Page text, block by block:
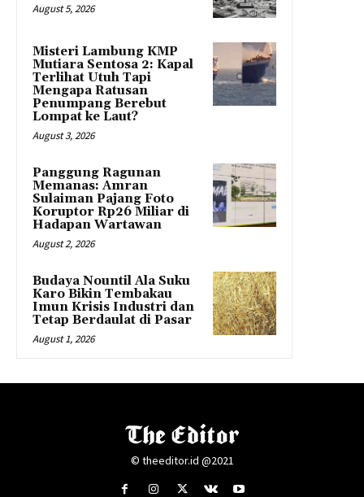
August 5, 2026
Misteri Lambung KMP
Mutiara Sentosa 2: Kapal
Terlihat Utuh Tapi
Mengapa Ratusan
Penumpang Berebut
Lompat ke Laut?
August 3, 2026
Panggung Ragunan
Memanas: Amran
Sulaiman Pajang Foto
Koruptor Rp26 Miliar di
Hadapan Wartawan
August 2, 2026
Budaya Nountil Ala Suku
Karo Bikin Tembakau
Imun Krisis Industri dan
Tetap Berdaulat di Pasar
August 1, 2026
© theeditor.id @2021